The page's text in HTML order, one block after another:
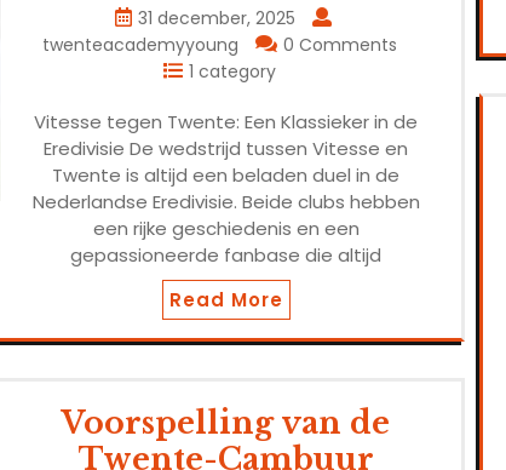
31 december, 2025
twenteacademyyoung
0 Comments
1 category
Vitesse tegen Twente: Een Klassieker in de
Eredivisie De wedstrijd tussen Vitesse en
Twente is altijd een beladen duel in de
Nederlandse Eredivisie. Beide clubs hebben
een rijke geschiedenis en een
gepassioneerde fanbase die altijd
Read More
Voorspelling van de
Twente-Cambuur